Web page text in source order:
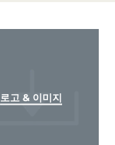
로고 & 이미지